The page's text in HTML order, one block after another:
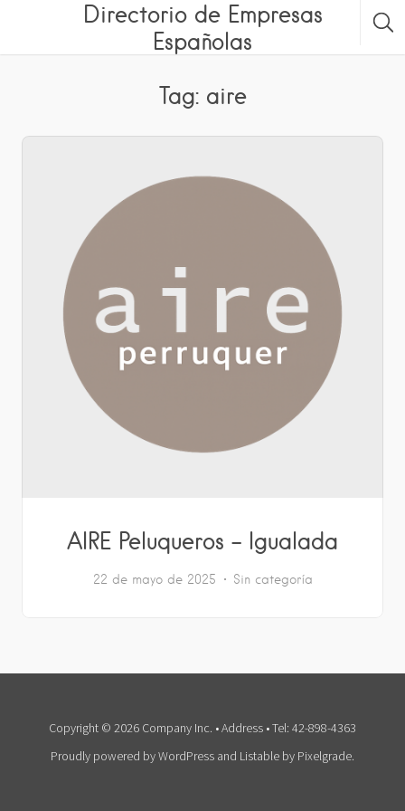
Directorio de Empresas
Españolas
Tag: aire
AIRE Peluqueros – Igualada
22 de mayo de 2025 Sin categoría
Copyright © 2026 Company Inc. • Address • Tel: 42-898-4363
Proudly powered by WordPress and Listable by Pixelgrade.